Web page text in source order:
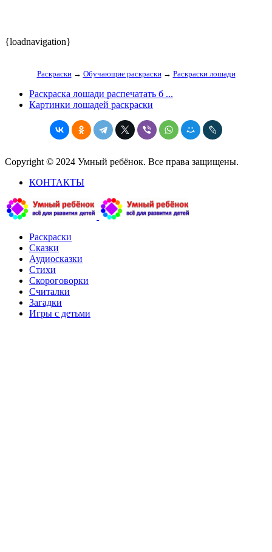
{loadnavigation}
Раскраски→ Обучающие раскраски→ Раскраски лошади
Раскраска лошади распечатать б ...
Картинки лошадей раскраски
Copyright © 2024 Умный ребёнок. Все права защищены.
КОНТАКТЫ
Раскраски
Сказки
Аудиосказки
Стихи
Скороговорки
Считалки
Загадки
Игры с детьми